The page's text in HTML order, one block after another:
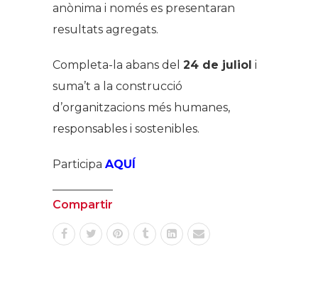
anònima i només es presentaran
resultats agregats.
Completa-la abans del 24 de juliol i
suma’t a la construcció
d’organitzacions més humanes,
responsables i sostenibles.
Participa AQUÍ
Compartir